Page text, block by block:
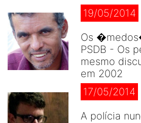
19/05/2014
Os
PSDB - Os
mesmo
em 2002
17/05/2014
A polícia